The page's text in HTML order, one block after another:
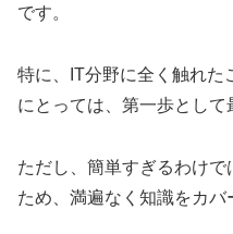
です。
特に、IT分野に全く触れた
にとっては、第一歩として
ただし、簡単すぎるわけ
ため、満遍なく知識をカバ